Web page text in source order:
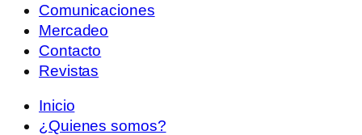
Comunicaciones
Mercadeo
Contacto
Revistas
Inicio
¿Quienes somos?